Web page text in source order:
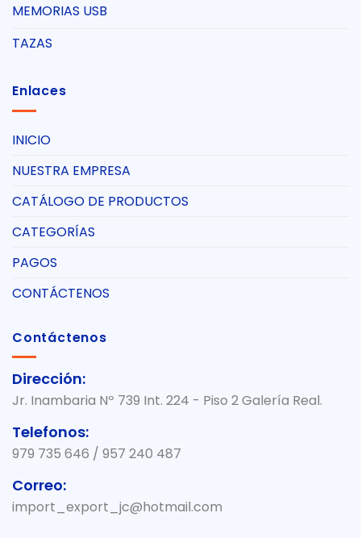
MEMORIAS USB
TAZAS
Enlaces
INICIO
NUESTRA EMPRESA
CATÁLOGO DE PRODUCTOS
CATEGORÍAS
PAGOS
CONTÁCTENOS
Contáctenos
Dirección:
Jr. Inambaria Nº 739 Int. 224 - Piso 2 Galería Real.
Telefonos:
979 735 646 / 957 240 487
Correo:
import_export_jc@hotmail.com